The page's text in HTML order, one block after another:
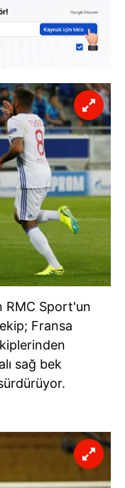
RMC Sport'un
Fransa
sağ bek